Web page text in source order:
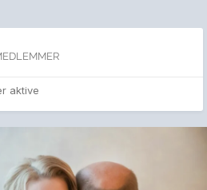
aktive